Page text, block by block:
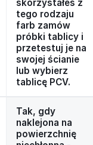
skorzystałeś z
tego rodzaju
farb zamów
próbki tablicy i
przetestuj je na
swojej ścianie
lub wybierz
tablicę PCV.
Tak, gdy
naklejona na
powierzchnię